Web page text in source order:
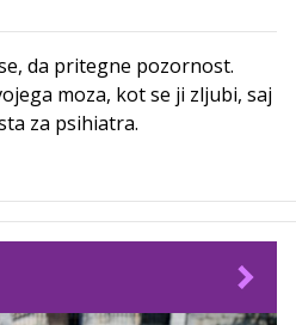
da pritegne pozornost.
moza, kot se ji zljubi, saj
za psihiatra.